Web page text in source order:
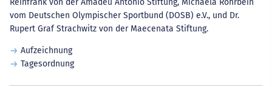
Reinfrank von der Amadeu Antonio Stiftung, Michaela Röhrbein
vom Deutschen Olympischer Sportbund (DOSB) e.V., und Dr.
Rupert Graf Strachwitz von der Maecenata Stiftung.
Aufzeichnung
Tagesordnung